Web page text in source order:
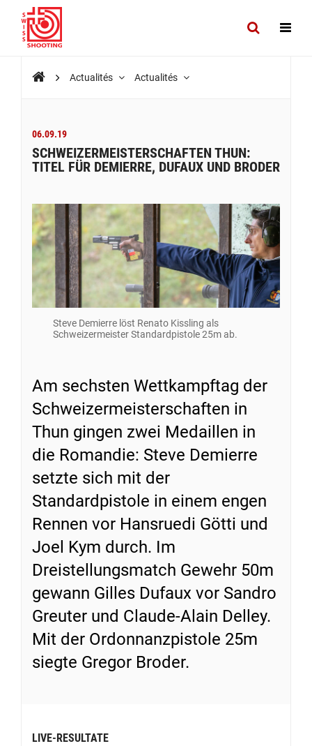
Actualités Actualités
06.09.19
SCHWEIZERMEISTERSCHAFTEN THUN:
TITEL FÜR DEMIERRE, DUFAUX UND BRODER
Steve Demierre löst Renato Kissling als
Schweizermeister Standardpistole 25m ab.
Am sechsten Wettkampftag der
Schweizermeisterschaften in
Thun gingen zwei Medaillen in
die Romandie: Steve Demierre
setzte sich mit der
Standardpistole in einem engen
Rennen vor Hansruedi Götti und
Joel Kym durch. Im
Dreistellungsmatch Gewehr 50m
gewann Gilles Dufaux vor Sandro
Greuter und Claude-Alain Delley.
Mit der Ordonnanzpistole 25m
siegte Gregor Broder.
LIVE-RESULTATE